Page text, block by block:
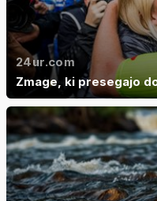
24ur.com
Zmage, ki presegajo